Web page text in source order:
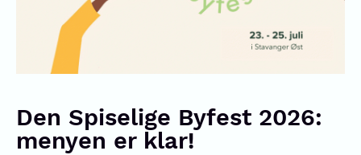
Den Spiselige Byfest 2026:
menyen er klar!